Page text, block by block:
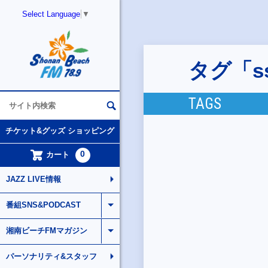
Select Language ▼
チケット&グッズ ショッピング
カート 0
JAZZ LIVE情報
番組SNS&PODCAST
湘南ビーチFMマガジン
パーソナリティ&スタッフ
タグ「
TAGS